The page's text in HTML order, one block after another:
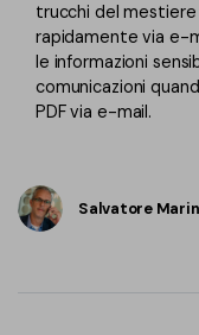
trucchi del mestiere
rapidamente via e-
le informazioni
comunicazioni
PDF via e-mail.
Salvatore Marin